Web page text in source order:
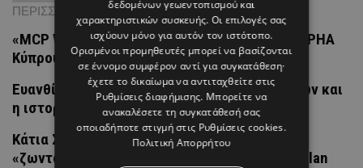
ΠΕΡΙΣΣΟΤΕΡΑ ΝΕΑ
«MCP WARRIOR»: Η μάχη συνεχίζεται στον ALPHA
Κύπρου
Ευανθία Τσολάκη: Η νέα Υπουργός Μεταφορών και
η ιστορία της αναδοχής
Κάτια Σάββα: Διακοπές στα μέρη όπου
«ζωντάνεψε» η Οδύσσεια του Christopher Nolan
δεδομένων γεωεντοπισμού και
χαρακτηριστικών συσκευής. Οι επιλογές σας
ισχύουν μόνο για αυτόν τον ιστότοπο.
Ορισμένοι προμηθευτές μπορεί να βασίζονται
σε έννομο συμφέρον αντί για συγκατάθεση·
έχετε το δικαίωμα να αντιταχθείτε στις
Ρυθμίσεις διαφήμισης. Μπορείτε να
ανακαλέσετε τη συγκατάθεσή σας
οποιαδήποτε στιγμή στις Ρυθμίσεις cookies.
Πολιτική Απορρήτου